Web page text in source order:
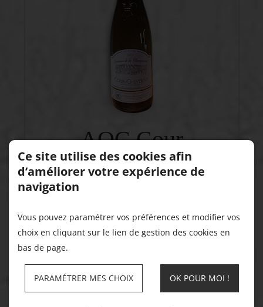
AOC Cour
Cheverny
Cour Cheverny accompagne généralement
les entrées et les débuts de repas.
Ce site utilise des cookies afin
d’améliorer votre expérience de
navigation
Vous pouvez paramétrer vos préférences et modifier vos
choix en cliquant sur le lien de gestion des cookies en
bas de page.
PARAMÉTRER MES CHOIX OK POUR MOI !